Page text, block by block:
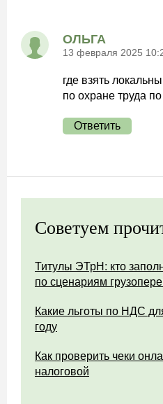
ОЛЬГА
13 февраля 2025
где взять
по охране труда
Ответить
Советуем
Титулы ЭТрН: кто
по сценариям
Какие льготы по НДС
году
Как проверить чеки
налоговой